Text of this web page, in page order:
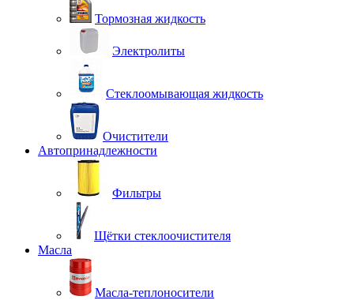
Тормозная жидкость
Электролиты
Стеклоомывающая жидкость
Очистители
Автопринадлежности
Фильтры
Щётки стеклоочистителя
Масла
Масла-теплоносители